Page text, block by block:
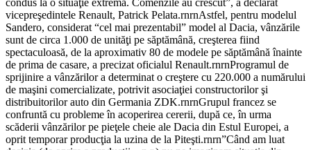
condus la o situaţie extremă. Comenzile au crescut”, a declarat
vicepreşedintele Renault, Patrick Pelata.rnrnAstfel, pentru modelul
Sandero, considerat “cel mai prezentabil” model al Dacia, vânzările
sunt de circa 1.000 de unităţi pe săptămână, creşterea fiind
spectaculoasă, de la aproximativ 80 de modele pe săptămână înainte
de prima de casare, a precizat oficialul Renault.rnrnProgramul de
sprijinire a vânzărilor a determinat o creştere cu 220.000 a numărului
de maşini comercializate, potrivit asociaţiei constructorilor şi
distribuitorilor auto din Germania ZDK.rnrnGrupul francez se
confruntă cu probleme în acoperirea cererii, după ce, în urma
scăderii vânzărilor pe pieţele cheie ale Dacia din Estul Europei, a
oprit temporar producţia la uzina de la Piteşti.rnrn”Când am luat